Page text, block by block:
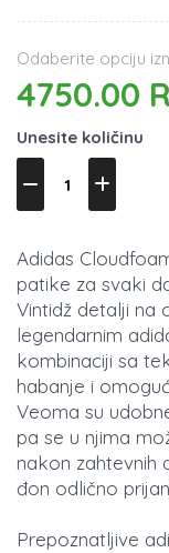
Odaberite opciju
4750.00
Unesite količinu
Adidas
patike za svaki
Vintidž detalji na
legendarnim
kombinaciji sa
habanje i
Veoma su
pa se u njima
nakon zahtevnih
đon odlično
Prepoznatljive